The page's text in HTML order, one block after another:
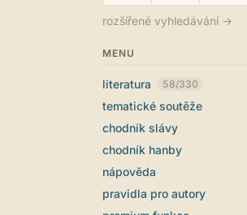
rozšířené vyhledávání →
MENU
literatura 58/330
tematické soutěže
chodník slávy
chodník hanby
nápověda
pravidla pro autory